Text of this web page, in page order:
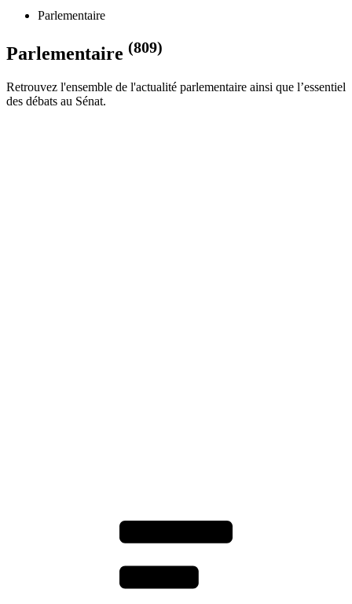
Parlementaire
Parlementaire (809)
Retrouvez l'ensemble de l'actualité parlementaire ainsi que l’essentiel
des débats au Sénat.